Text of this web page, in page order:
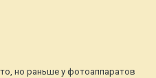
но раньше у фотоаппаратов